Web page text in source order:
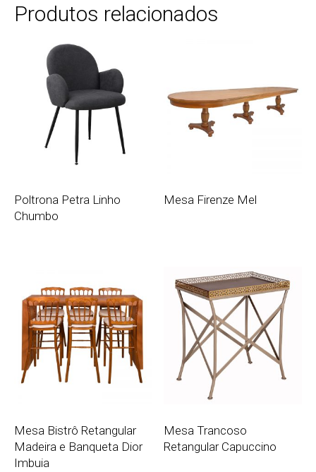
Produtos relacionados
Poltrona Petra Linho
Chumbo
Mesa Firenze Mel
Mesa Bistrô Retangular
Madeira e Banqueta Dior
Imbuia
Mesa Trancoso
Retangular Capuccino